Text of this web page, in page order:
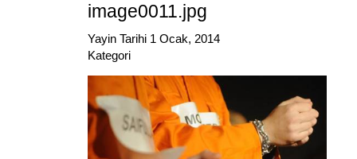
image0011.jpg
Yayin Tarihi 1 Ocak, 2014
Kategori